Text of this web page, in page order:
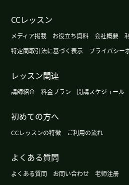
今天非常感谢您耐心的指导
非常感謝 下次見( 40代 男性 )
非常感謝 下次見
下次见～
性 )
我听说过现在的中国如果只能
CCレッスン
メディア掲載 お役立ち資料 会社概要
特定商取引法に基づく表示
プライバシー
レッスン関連
講師紹介 料金プラン 開講スケジュール
初めての方へ
CCレッスンの特徴 ご利用の流れ
よくある質問
よくある質問 お問い合わせ 老师注册